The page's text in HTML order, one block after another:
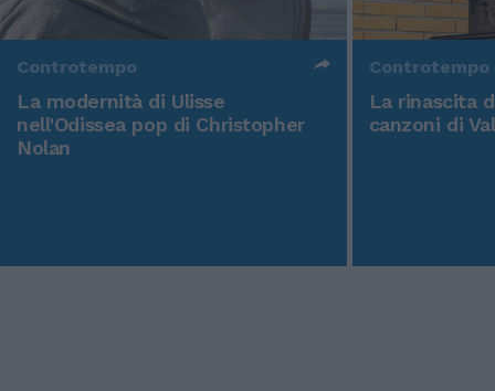
Controtempo
La modernità di Ulisse
nell'Odissea pop di Christopher
Nolan
Controtempo
La rinascita
canzoni di